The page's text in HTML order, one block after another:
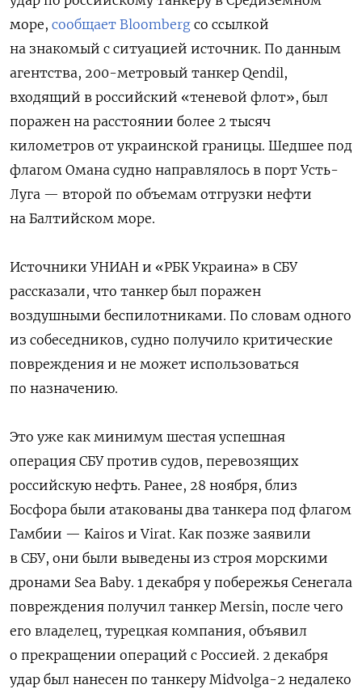
море, сообщает Bloomberg со ссылкой
на знакомый с ситуацией источник. По данным
агентства, 200-метровый танкер Qendil,
входящий в российский «теневой флот», был
поражен на расстоянии более 2 тысяч
километров от украинской границы. Шедшее под
флагом Омана судно направлялось в порт Усть-
Луга — второй по объемам отгрузки нефти
на Балтийском море.
Источники УНИАН и «РБК Украина» в СБУ
рассказали, что танкер был поражен
воздушными беспилотниками. По словам одного
из собеседников, судно получило критические
повреждения и не может использоваться
по назначению.
Это уже как минимум шестая успешная
операция СБУ против судов, перевозящих
российскую нефть. Ранее, 28 ноября, близ
Босфора были атакованы два танкера под флагом
Гамбии — Kairos и Virat. Как позже заявили
в СБУ, они были выведены из строя морскими
дронами Sea Baby. 1 декабря у побережья Сенегала
повреждения получил танкер Mersin, после чего
его владелец, турецкая компания, объявил
о прекращении операций с Россией. 2 декабря
удар был нанесен по танкеру Midvolga-2 недалеко